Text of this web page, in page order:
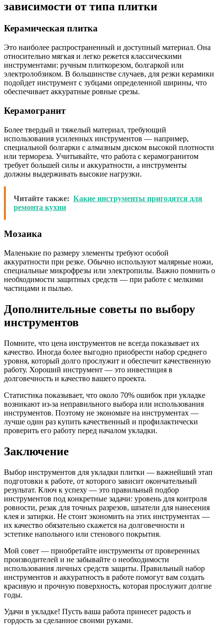
зависимости от типа плитки
Керамическая плитка
Это наиболее распространенный и доступный материал. Она
относительно мягкая и легко режется классическими
инструментами: ручным плиткорезом, болгаркой или
электролобзиком. В большинстве случаев, для резки керамики
подойдет инструмент с зубцами определенной ширины, что
обеспечивает аккуратные ровные срезы.
Керамогранит
Более твердый и тяжелый материал, требующий
использования усиленных инструментов — например,
специальной болгарки с алмазным диском высокой плотности
или термореза. Учитывайте, что работа с керамогранитом
требует большей силы и аккуратности, а инструменты
должны выдерживать высокие нагрузки.
Читайте также: Какие инструменты пригодятся для
ремонта кухни
Мозаика
Маленькие по размеру элементы требуют особой
аккуратности при резке. Обычно используют малярные ножи,
специальные микрофрезы или электропилы. Важно помнить о
необходимости защитных средств — при работе с мелкими
частицами и пылью.
Дополнительные советы по выбору
инструментов
Помните, что цена инструментов не всегда показывает их
качество. Иногда более выгодно приобрести набор среднего
уровня, который долго прослужит и обеспечит качественную
работу. Хороший инструмент — это инвестиция в
долговечность и качество вашего проекта.
Статистика показывает, что около 70% ошибок при укладке
возникают из-за неправильного выбора или использования
инструментов. Поэтому не экономьте на инструментах —
лучше один раз купить качественный и профилактически
проверить его работу перед началом укладки.
Заключение
Выбор инструментов для укладки плитки — важнейший этап
подготовки к работе, от которого зависит окончательный
результат. Ключ к успеху — это правильный подбор
инструментов под конкретные задачи: уровень для контроля
ровности, резак для точных разрезов, шпатели для нанесения
клея и затирки. Не стоит экономить на этих инструментах —
их качество обязательно скажется на долговечности и
эстетике напольного или стенового покрытия.
Мой совет — приобретайте инструменты от проверенных
производителей и не забывайте о необходимости
использования личных средств защиты. Правильный набор
инструментов и аккуратность в работе помогут вам создать
красивую и прочную поверхность, которая прослужит долгие
годы.
Удачи в укладке! Пусть ваша работа принесет радость и
гордость за сделанное своими руками.